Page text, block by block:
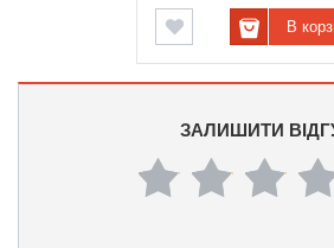
В
ЗАЛИШИТИ